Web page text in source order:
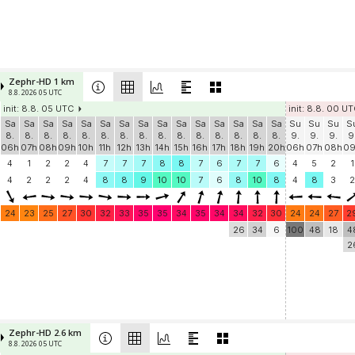
Zephr-HD 1 km
8.8. 2026 05 UTC
init: 8.8. 05 UTC
init: 8.8. 00
Sa
8.
06h
Sa
8.
07h
Sa
8.
08h
Sa
8.
09h
Sa
8.
10h
Sa
8.
11h
Sa
8.
12h
Sa
8.
13h
Sa
8.
14h
Sa
8.
15h
Sa
8.
16h
Sa
8.
17h
Sa
8.
18h
Sa
8.
19h
Sa
8.
20h
Su
9.
06h
Su
9.
07h
Su
9.
08h
4
1 2 2 4 7 7 7 8 8 7 6 7 7 6 4 5 2
1
4
2 2 2 4 8 8 9 10 10 7 6 8 10 8 4 8 3 2
24 23 25 27 30 32 33 35 35 34 35 34 34 32 30 24 24 27
26
34 6 100 48 18
Zephr-HD 2.6 km
8.8. 2026 05 UTC